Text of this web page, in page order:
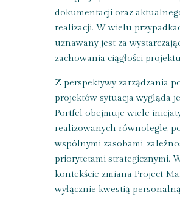
dokumentacji oraz
realizacji. W wielu
uznawany jest za
zachowania ciągłości
Z perspektywy zarządzania
projektów sytuacja wygląda
Portfel obejmuje wiele
realizowanych równolegle,
wspólnymi zasobami,
priorytetami strategicznymi.
kontekście zmiana Project
wyłącznie kwestią